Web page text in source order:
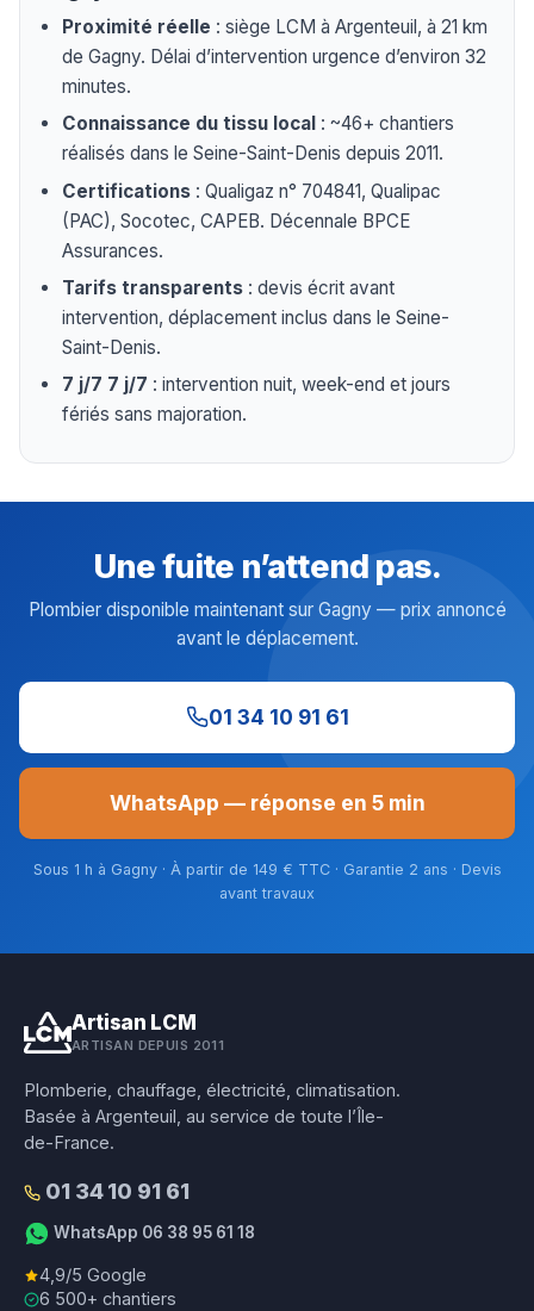
Proximité réelle : siège LCM à Argenteuil, à 21 km
de Gagny. Délai d’intervention urgence d’environ 32
minutes.
Connaissance du tissu local : ~46+ chantiers
réalisés dans le Seine-Saint-Denis depuis 2011.
Certifications : Qualigaz n° 704841, Qualipac
(PAC), Socotec, CAPEB. Décennale BPCE
Assurances.
Tarifs transparents : devis écrit avant
intervention, déplacement inclus dans le Seine-
Saint-Denis.
7 j/7 7 j/7 : intervention nuit, week-end et jours
fériés sans majoration.
Une fuite n’attend pas.
Plombier disponible maintenant sur Gagny — prix annoncé
avant le déplacement.
01 34 10 91 61
WhatsApp — réponse en 5 min
Sous 1 h à Gagny · À partir de 149 € TTC · Garantie 2 ans · Devis
avant travaux
Artisan LCM
ARTISAN DEPUIS 2011
Plomberie, chauffage, électricité, climatisation.
Basée à Argenteuil, au service de toute l’Île-
de-France.
01 34 10 91 61
WhatsApp 06 38 95 61 18
4,9/5 Google
6 500+ chantiers